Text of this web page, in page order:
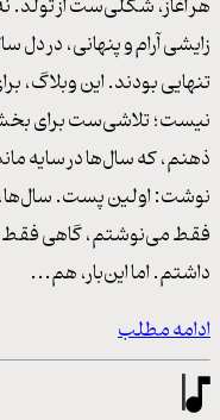
زایشی آرام و پنهانی، در دل
تنهایی بودند. این وبلاگ،
نیست؛ تلاشی‌ست برای
ذهنم، که سال‌ها در سایه
نوشت: اولین پست.
فقط می‌نوشتم، گاهی فقط
داشتم. اما این‌بار، هم...
ادامه مطلب